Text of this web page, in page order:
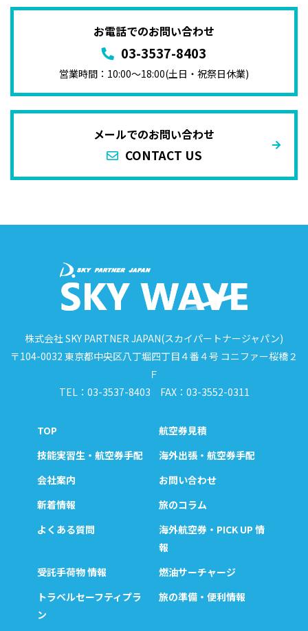
お電話でのお問い合わせ
03-3537-8403
営業時間：10:00〜18:00(土日・祝祭日休業)
メールでのお問い合わせ
CONTACT US
株式会社 SKY PARTNER JAPAN(スカイパートナージャパン)
〒104-0032 東京都中央区八丁堀四丁目４番４号 コニファー桜橋２
Ｆ
TEL：03-3537-8403 FAX：03-3552-0311
TOP
航空券見積
技能実習生・航空券手配
海外出張・航空券手配
会社案内
お問い合わせ
新着情報
旅のコラム
よくある質問
海外航空券・PICK UP 情
報
受託手荷物 情報
燃油サーチャージ
トラベルセーフティプラ
ン
旅の準備・便利情報